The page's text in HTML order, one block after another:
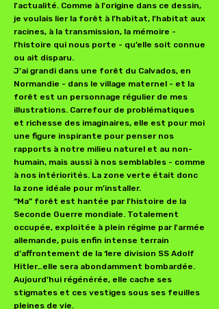
l'actualité. Comme à l'origine dans ce dessin,
je voulais lier la forêt à l’habitat, l’habitat aux
racines, à la transmission, la mémoire -
l’histoire qui nous porte - qu’elle soit connue
ou ait disparu.
J’ai grandi dans une forêt du Calvados, en
Normandie - dans le village maternel - et la
forêt est un personnage régulier de mes
illustrations. Carrefour de problématiques
et richesse des imaginaires, elle est pour moi
une figure inspirante pour penser nos
rapports à notre milieu naturel et au non-
humain, mais aussi à nos semblables - comme
à nos intériorités. La zone verte était donc
la zone idéale pour m’installer.
“Ma” forêt est hantée par l'histoire de la
Seconde Guerre mondiale. Totalement
occupée, exploitée à plein régime par l'armée
allemande, puis enfin intense terrain
d’affrontement de la 1ere division SS Adolf
Hitler…elle sera abondamment bombardée.
Aujourd’hui régénérée, elle cache ses
stigmates et ces vestiges sous ses feuilles
pleines de vie.